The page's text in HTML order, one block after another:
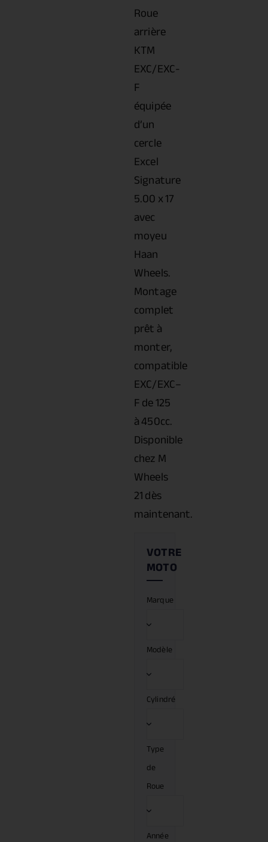
Roue
arrière
KTM
EXC/EXC-
F
équipée
d’un
cercle
Excel
Signature
5.00 x 17
avec
moyeu
Haan
Wheels.
Montage
complet
prêt à
monter,
compatible
EXC/EXC–
F de 125
à 450cc.
Disponible
chez M
Wheels
21 dès
maintenant.
Marque
Modèle
Cylindré
Type
de
Roue
Année